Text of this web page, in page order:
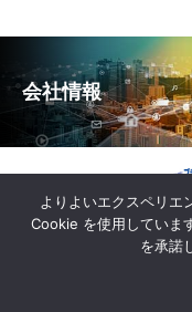
会社情報
Copyright © 日本
よりよいエクスペリエ
Cookie を使用していま
を承諾